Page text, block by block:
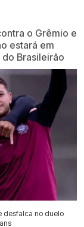
o Grêmio e
estará em
Brasileirão
desfalca no duelo